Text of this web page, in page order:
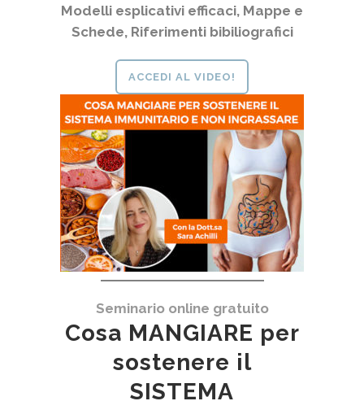
Modelli esplicativi efficaci, Mappe e
Schede, Riferimenti bibiliografici
ACCEDI AL VIDEO!
Seminario online gratuito
Cosa MANGIARE per
sostenere il
SISTEMA